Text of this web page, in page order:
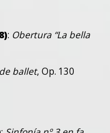
: Obertura “La bella
ballet, Op. 130